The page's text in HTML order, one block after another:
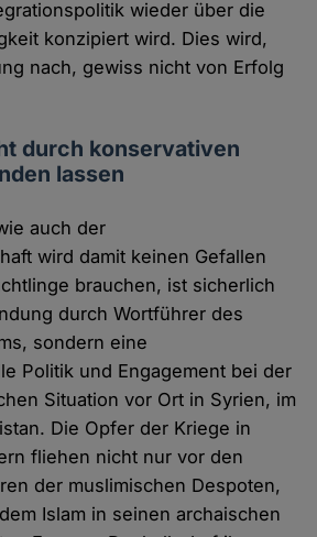
wieder über die
konzipiert wird. Dies wird,
nach, gewiss nicht von Erfolg
durch konservativen
lassen
auch der
wird damit keinen Gefallen
brauchen, ist sicherlich
durch Wortführer des
sondern eine
Politik und Engagement bei der
Situation vor Ort in Syrien, im
Die Opfer der Kriege in
fliehen nicht nur vor den
der muslimischen Despoten,
Islam in seinen archaischen